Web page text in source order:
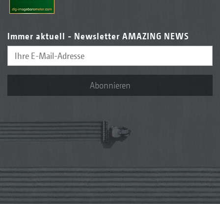
Immer aktuell - Newsletter AMAZING NEWS
Abonnieren